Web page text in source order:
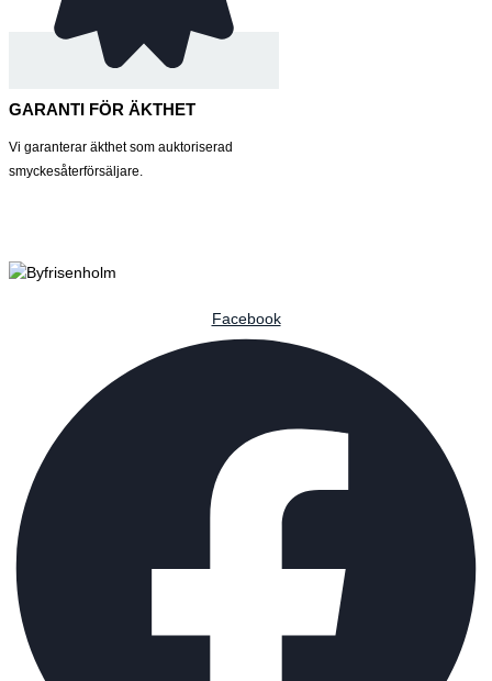
GARANTI FÖR ÄKTHET
Vi garanterar äkthet som auktoriserad
smyckesåterförsäljare.
Facebook